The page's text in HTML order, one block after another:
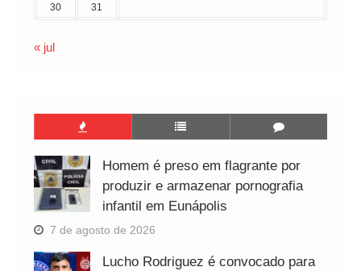
30
31
« jul
Homem é preso em flagrante por
produzir e armazenar pornografia
infantil em Eunápolis
7 de agosto de 2026
Lucho Rodriguez é convocado para